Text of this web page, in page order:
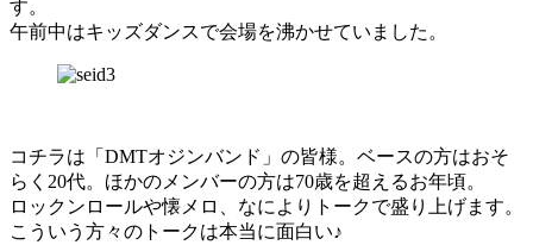
す。
午前中はキッズダンスで会場を沸かせていました。
コチラは「DMTオジンバンド」の皆様。ベースの方はおそ
らく20代。ほかのメンバーの方は70歳を超えるお年頃。
ロックンロールや懐メロ、なによりトークで盛り上げます。
こういう方々のトークは本当に面白い♪